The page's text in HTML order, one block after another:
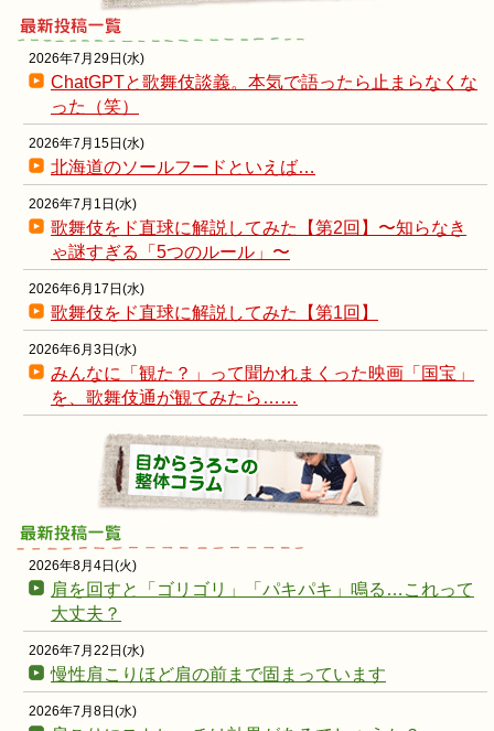
2026年7月29日(水)
ChatGPTと歌舞伎談義。本気で語ったら止まらなくな
った（笑）
2026年7月15日(水)
北海道のソールフードといえば…
2026年7月1日(水)
歌舞伎をド直球に解説してみた【第2回】〜知らなき
ゃ謎すぎる「5つのルール」〜
2026年6月17日(水)
歌舞伎をド直球に解説してみた【第1回】
2026年6月3日(水)
みんなに「観た？」って聞かれまくった映画「国宝」
を、歌舞伎通が観てみたら……
2026年8月4日(火)
肩を回すと「ゴリゴリ」「パキパキ」鳴る…これって
大丈夫？
2026年7月22日(水)
慢性肩こりほど肩の前まで固まっています
2026年7月8日(水)